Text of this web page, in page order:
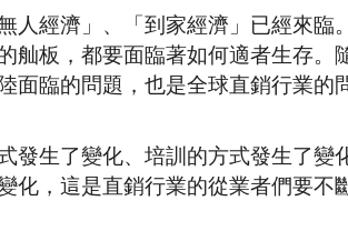
人經濟」、「到家經濟」已經來臨
舢板，都要面臨著如何適者生存。
臨的問題，也是全球直銷行業的
發生了變化、培訓的方式發生了變
化，這是直銷行業的從業者們要不